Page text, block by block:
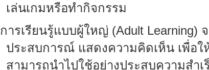
เล่นเกมหรือทำกิจกรรม
การเรียนรู้แบบผู้ใหญ่ (Adult Learning)
ประสบการณ์ แสดงความคิดเห็น เพื่อใ
สามารถนำไปใช้อย่างประสบความสำเ